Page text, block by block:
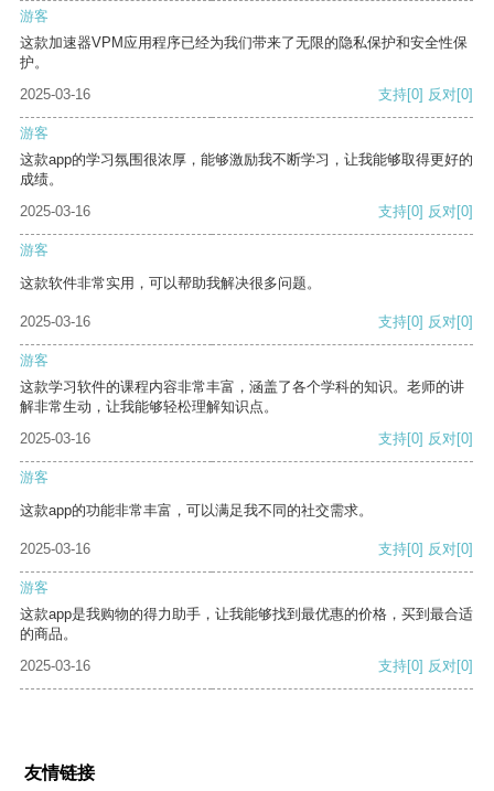
游客
这款加速器VPM应用程序已经为我们带来了无限的隐私保护和安全性保
护。
2025-03-16
支持[0] 反对[0]
游客
这款app的学习氛围很浓厚，能够激励我不断学习，让我能够取得更好的
成绩。
2025-03-16
支持[0] 反对[0]
游客
这款软件非常实用，可以帮助我解决很多问题。
2025-03-16 支持[0] 反对[0]
游客
这款学习软件的课程内容非常丰富，涵盖了各个学科的知识。老师的讲
解非常生动，让我能够轻松理解知识点。
2025-03-16
支持[0] 反对[0]
游客
这款app的功能非常丰富，可以满足我不同的社交需求。
2025-03-16 支持[0] 反对[0]
游客
这款app是我购物的得力助手，让我能够找到最优惠的价格，买到最合适
的商品。
2025-03-16
支持[0] 反对[0]
友情链接